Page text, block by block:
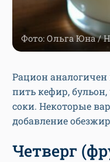
Фото: Ольга Юна /
Рацион
пить кефир,
соки. Некоторые
добавление
Четверг